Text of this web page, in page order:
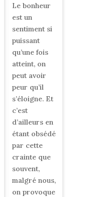
Le bonheur
est un
sentiment si
puissant
qu’une fois
atteint, on
peut avoir
peur qu’il
s’éloigne. Et
c’est
d’ailleurs en
étant obsédé
par cette
crainte que
souvent,
malgré nous,
on provoque